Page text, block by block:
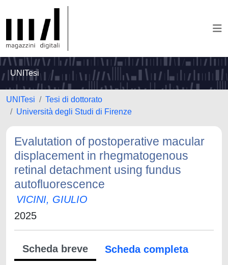
UNITesi
UNITesi
Tesi di dottorato
Università degli Studi di Firenze
Evalutation of postoperative macular
displacement in rhegmatogenous
retinal detachment using fundus
autofluorescence
VICINI, GIULIO
2025
Scheda breve
Scheda completa